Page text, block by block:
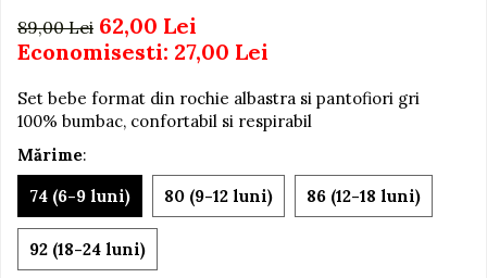
Jucarii educative din lemn
Motociclete
Muzica si instrumente
Pistoale
Plastilina
Proiectoare
Saltelute si centre de activitati
Set Avioane si submarine
89,00 Lei 62,00 Lei
Economisesti: 27,00 Lei
Set bebe format din rochie albastra si pantofiori gri
100% bumbac, confortabil si respirabil
Mărime:
74 (6-9 luni)
80 (9-12 luni) 86 (12-18 luni)
92 (18-24 luni)